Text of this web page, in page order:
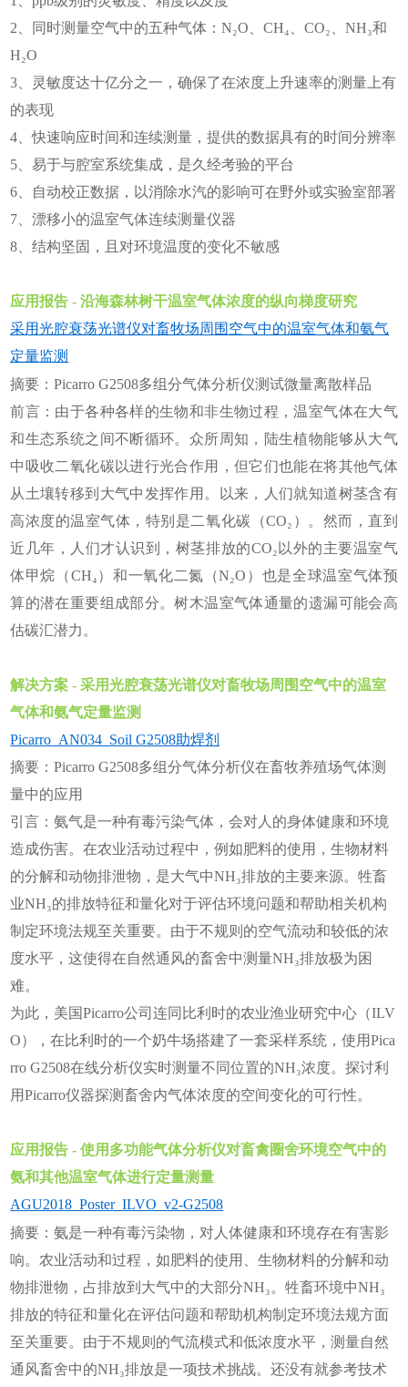
2、同时测量空气中的五种气体：N₂O、CH₄、CO₂、NH₃和
H₂O
3、灵敏度达十亿分之一，确保了在浓度上升速率的测量上有
的表现
4、快速响应时间和连续测量，提供的数据具有的时间分辨率
5、易于与腔室系统集成，是久经考验的平台
6、自动校正数据，以消除水汽的影响可在野外或实验室部署
7、漂移小的温室气体连续测量仪器
8、结构坚固，且对环境温度的变化不敏感
应用报告 - 沿海森林树干温室气体浓度的纵向梯度研究
采用光腔衰荡光谱仪对畜牧场周围空气中的温室气体和氨气
定量监测
摘要：Picarro G2508多组分气体分析仪测试微量离散样品
前言：由于各种各样的生物和非生物过程，温室气体在大气
和生态系统之间不断循环。众所周知，陆生植物能够从大气
中吸收二氧化碳以进行光合作用，但它们也能在将其他气体
从土壤转移到大气中发挥作用。以来，人们就知道树茎含有
高浓度的温室气体，特别是二氧化碳（CO₂）。然而，直到
近几年，人们才认识到，树茎排放的CO₂以外的主要温室气
体甲烷（CH₄）和一氧化二氮（N₂O）也是全球温室气体预
算的潜在重要组成部分。树木温室气体通量的遗漏可能会高
估碳汇潜力。
解决方案 - 采用光腔衰荡光谱仪对畜牧场周围空气中的温室
气体和氨气定量监测
Picarro_AN034_Soil G2508助焊剂
摘要：Picarro G2508多组分气体分析仪在畜牧养殖场气体测
量中的应用
引言：氨气是一种有毒污染气体，会对人的身体健康和环境
造成伤害。在农业活动过程中，例如肥料的使用，生物材料
的分解和动物排泄物，是大气中NH₃排放的主要来源。牲畜
业NH₃的排放特征和量化对于评估环境问题和帮助相关机构
制定环境法规至关重要。由于不规则的空气流动和较低的浓
度水平，这使得在自然通风的畜舍中测量NH₃排放极为困
难。
为此，美国Picarro公司连同比利时的农业渔业研究中心（ILV
O），在比利时的一个奶牛场搭建了一套采样系统，使用Pica
rro G2508在线分析仪实时测量不同位置的NH₃浓度。探讨利
用Picarro仪器探测畜舍内气体浓度的空间变化的可行性。
应用报告 - 使用多功能气体分析仪对畜禽圈舍环境空气中的
氨和其他温室气体进行定量测量
AGU2018_Poster_ILVO_v2-G2508
摘要：氨是一种有毒污染物，对人体健康和环境存在有害影
响。农业活动和过程，如肥料的使用、生物材料的分解和动
物排泄物，占排放到大气中的大部分NH₃。牲畜环境中NH₃
排放的特征和量化在评估问题和帮助机构制定环境法规方面
至关重要。由于不规则的气流模式和低浓度水平，测量自然
通风畜舍中的NH₃排放是一项技术挑战。还没有就参考技术